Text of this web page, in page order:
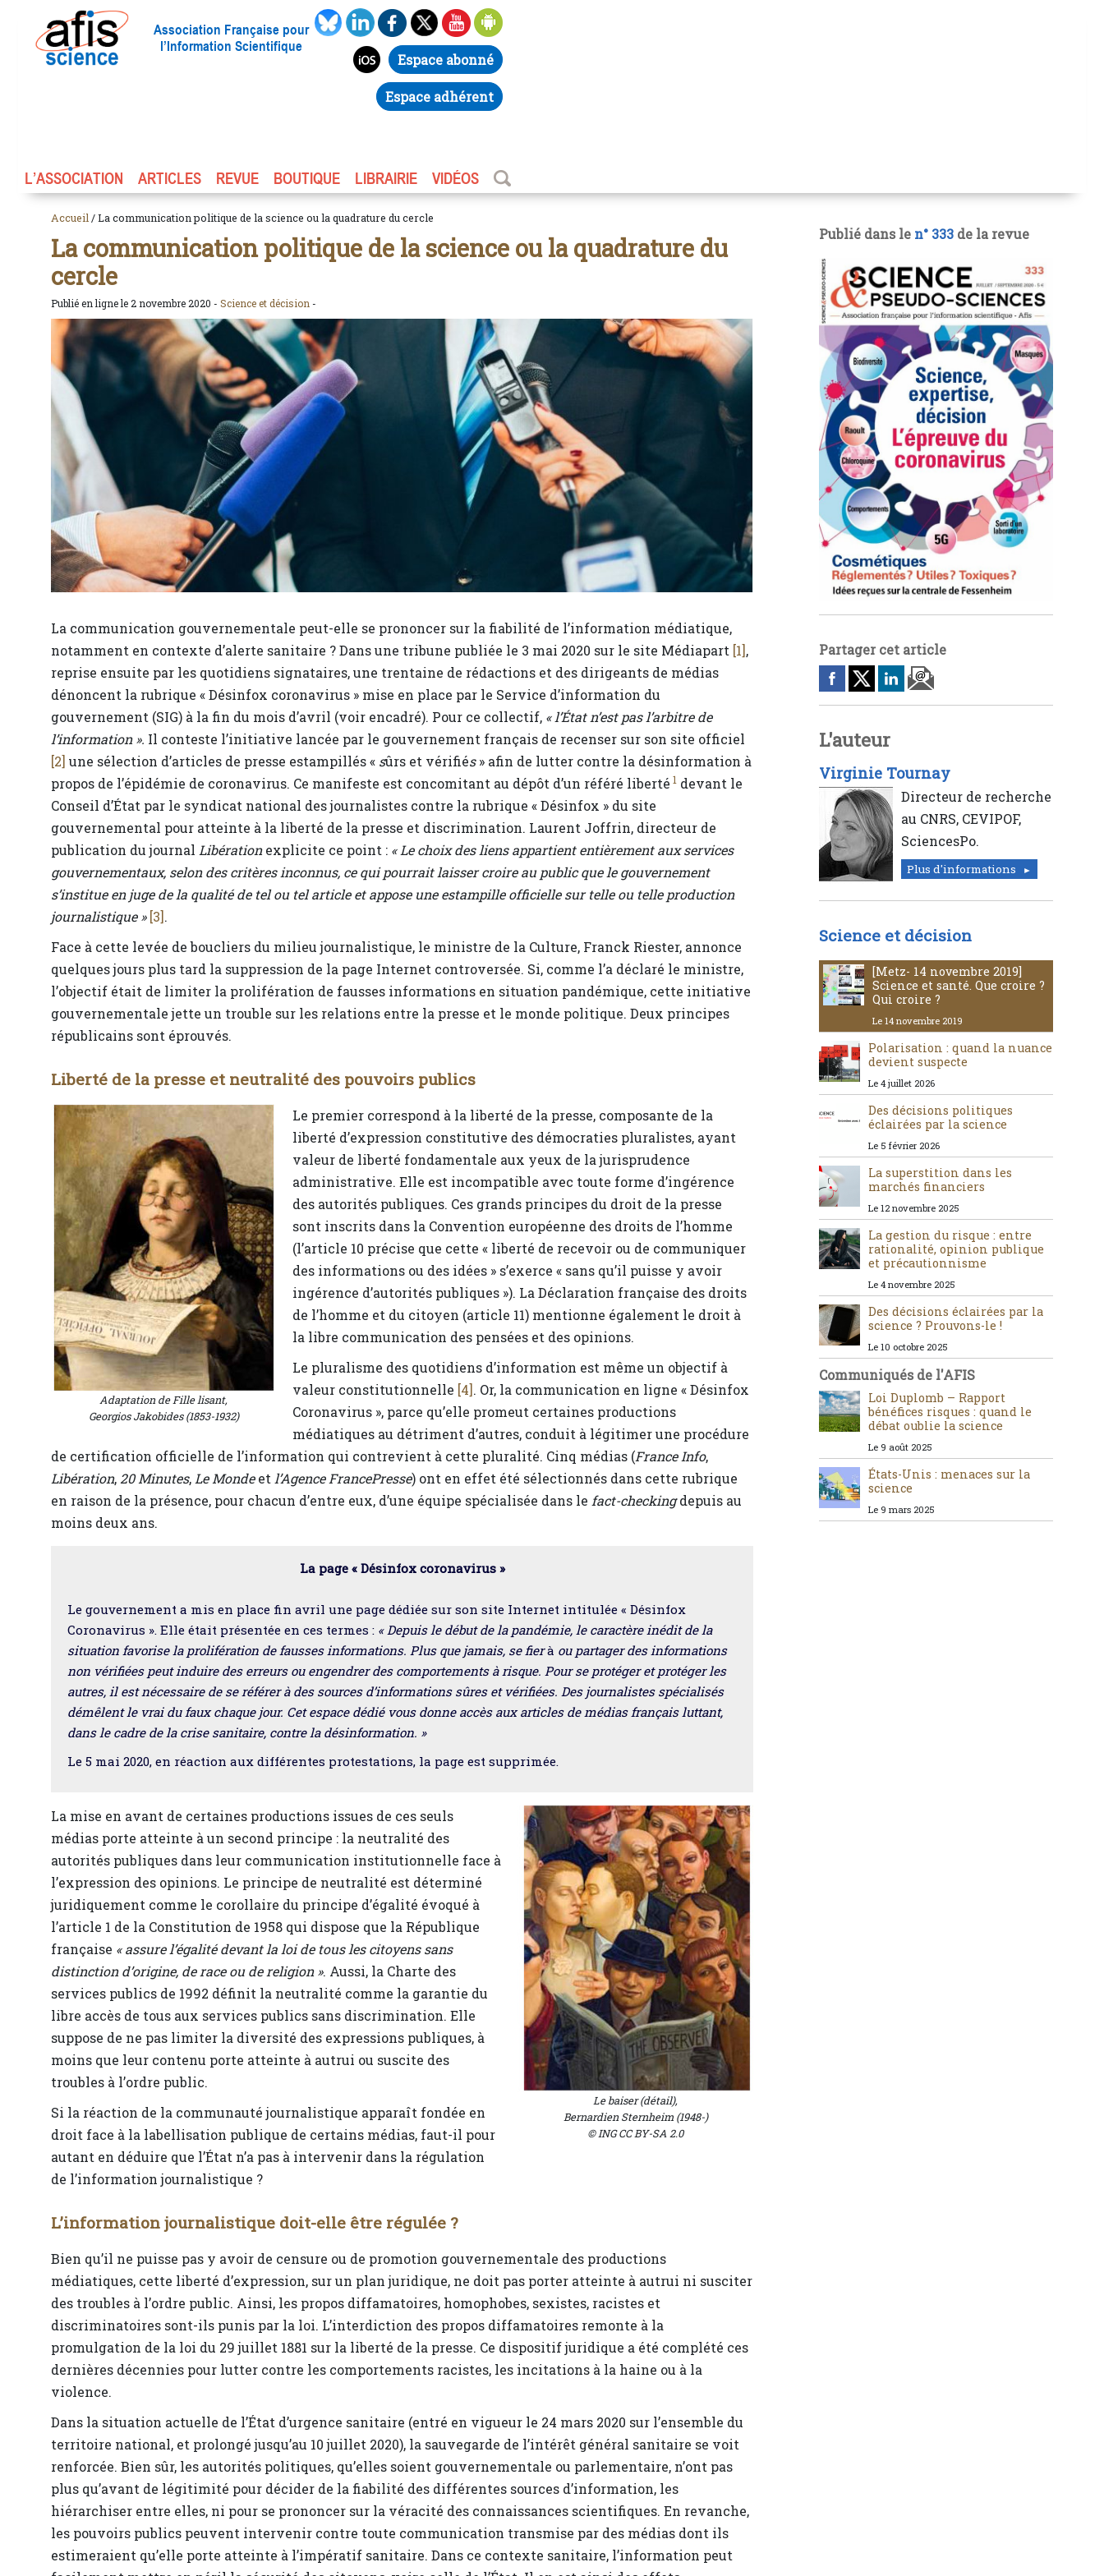
Association Française pour
l’Information Scientifique
Espace abonné
Espace adhérent
L’ASSOCIATION ARTICLES REVUE BOUTIQUE LIBRAIRIE VIDÉOS
Accueil / La communication politique de la science ou la quadrature du cercle
La communication politique de la science ou la quadrature du
cercle
Publié en ligne le 2 novembre 2020 - Science et décision -
La communication gouvernementale peut-elle se prononcer sur la fiabilité de l’information médiatique,
notamment en contexte d’alerte sanitaire ? Dans une tribune publiée le 3 mai 2020 sur le site Médiapart [1],
reprise ensuite par les quotidiens signataires, une trentaine de rédactions et des dirigeants de médias
dénoncent la rubrique « Désinfox coronavirus » mise en place par le Service d’information du
gouvernement (SIG) à la fin du mois d’avril (voir encadré). Pour ce collectif, « l’État n’est pas l’arbitre de
l’information ». Il conteste l’initiative lancée par le gouvernement français de recenser sur son site officiel
[2] une sélection d’articles de presse estampillés « sûrs et vérifiés» afin de lutter contre la désinformation à
propos de l’épidémie de coronavirus. Ce manifeste est concomitant au dépôt d’un référé liberté 1 devant le
Conseil d’État par le syndicat national des journalistes contre la rubrique « Désinfox » du site
gouvernemental pour atteinte à la liberté de la presse et discrimination. Laurent Joffrin, directeur de
publication du journal Libérationexplicite ce point : « Le choix des liens appartient entièrement aux services
gouvernementaux, selon des critères inconnus, ce qui pourrait laisser croire au public que le gouvernement
s’institue en juge de la qualité de tel ou tel article et appose une estampille officielle sur telle ou telle production
journalistique » [3].
Face à cette levée de boucliers du milieu journalistique, le ministre de la Culture, Franck Riester, annonce
quelques jours plus tard la suppression de la page Internet controversée. Si, comme l’a déclaré le ministre,
l’objectif était de limiter la prolifération de fausses informations en situation pandémique, cette initiative
gouvernementale jette un trouble sur les relations entre la presse et le monde politique. Deux principes
républicains sont éprouvés.
Liberté de la presse et neutralité des pouvoirs publics
Adaptation de Fille lisant,
Georgios Jakobides (1853-1932)
Le premier correspond à la liberté de la presse, composante de la
liberté d’expression constitutive des démocraties pluralistes, ayant
valeur de liberté fondamentale aux yeux de la jurisprudence
administrative. Elle est incompatible avec toute forme d’ingérence
des autorités publiques. Ces grands principes du droit de la presse
sont inscrits dans la Convention européenne des droits de l’homme
(l’article 10 précise que cette « liberté de recevoir ou de communiquer
des informations ou des idées » s’exerce « sans qu’il puisse y avoir
ingérence d’autorités publiques »). La Déclaration française des droits
de l’homme et du citoyen (article 11) mentionne également le droit à
la libre communication des pensées et des opinions.
Le pluralisme des quotidiens d’information est même un objectif à
valeur constitutionnelle [4]. Or, la communication en ligne « Désinfox
Coronavirus », parce qu’elle promeut certaines productions
médiatiques au détriment d’autres, conduit à légitimer une procédure
de certification officielle de l’information qui contrevient à cette pluralité. Cinq médias (France Info,
Libération, 20 Minutes, Le Mondeet l’Agence FrancePresse) ont en effet été sélectionnés dans cette rubrique
en raison de la présence, pour chacun d’entre eux, d’une équipe spécialisée dans le fact-checkingdepuis au
moins deux ans.
La page « Désinfox coronavirus »
Le gouvernement a mis en place fin avril une page dédiée sur son site Internet intitulée « Désinfox
Coronavirus ». Elle était présentée en ces termes : « Depuis le début de la pandémie, le caractère inédit de la
situation favorise la prolifération de fausses informations. Plus que jamais, se fierà ou partager des informations
non vérifiées peut induire des erreurs ou engendrer des comportements à risque. Pour se protéger et protéger les
autres, il est nécessaire de se référer à des sources d’informations sûres et vérifiées. Des journalistes spécialisés
démêlent le vrai du faux chaque jour. Cet espace dédié vous donne accès aux articles de médias français luttant,
dans le cadre de la crise sanitaire, contre la désinformation. »
Le 5 mai 2020, en réaction aux différentes protestations, la page est supprimée.
Le baiser(détail),
Bernardien Sternheim (1948-)
© ING CC BY-SA 2.0
La mise en avant de certaines productions issues de ces seuls
médias porte atteinte à un second principe : la neutralité des
autorités publiques dans leur communication institutionnelle face à
l’expression des opinions. Le principe de neutralité est déterminé
juridiquement comme le corollaire du principe d’égalité évoqué à
l’article 1 de la Constitution de 1958 qui dispose que la République
française « assure l’égalité devant la loi de tous les citoyens sans
distinction d’origine, de race ou de religion ». Aussi, la Charte des
services publics de 1992 définit la neutralité comme la garantie du
libre accès de tous aux services publics sans discrimination. Elle
suppose de ne pas limiter la diversité des expressions publiques, à
moins que leur contenu porte atteinte à autrui ou suscite des
troubles à l’ordre public.
Si la réaction de la communauté journalistique apparaît fondée en
droit face à la labellisation publique de certains médias, faut-il pour
autant en déduire que l’État n’a pas à intervenir dans la régulation
de l’information journalistique ?
L’information journalistique doit-elle être régulée ?
Bien qu’il ne puisse pas y avoir de censure ou de promotion gouvernementale des productions
médiatiques, cette liberté d’expression, sur un plan juridique, ne doit pas porter atteinte à autrui ni susciter
des troubles à l’ordre public. Ainsi, les propos diffamatoires, homophobes, sexistes, racistes et
discriminatoires sont-ils punis par la loi. L’interdiction des propos diffamatoires remonte à la
promulgation de la loi du 29 juillet 1881 sur la liberté de la presse. Ce dispositif juridique a été complété ces
dernières décennies pour lutter contre les comportements racistes, les incitations à la haine ou à la
violence.
Dans la situation actuelle de l’État d’urgence sanitaire (entré en vigueur le 24 mars 2020 sur l’ensemble du
territoire national, et prolongé jusqu’au 10 juillet 2020), la sauvegarde de l’intérêt général sanitaire se voit
renforcée. Bien sûr, les autorités politiques, qu’elles soient gouvernementale ou parlementaire, n’ont pas
plus qu’avant de légitimité pour décider de la fiabilité des différentes sources d’information, les
hiérarchiser entre elles, ni pour se prononcer sur la véracité des connaissances scientifiques. En revanche,
les pouvoirs publics peuvent intervenir contre toute communication transmise par des médias dont ils
estimeraient qu’elle porte atteinte à l’impératif sanitaire. Dans ce contexte sanitaire, l’information peut
Publié dans le n° 333 de la revue
Partager cet article
L'auteur
Virginie Tournay
Directeur de recherche
au CNRS, CEVIPOF,
SciencesPo.
Plus d'informations
Science et décision
[Metz- 14 novembre 2019]
Science et santé. Que croire ?
Qui croire ?
Le 14 novembre 2019
Polarisation : quand la nuance
devient suspecte
Le 4 juillet 2026
Des décisions politiques
éclairées par la science
Le 5 février 2026
La superstition dans les
marchés financiers
Le 12 novembre 2025
La gestion du risque : entre
rationalité, opinion publique
et précautionnisme
Le 4 novembre 2025
Des décisions éclairées par la
science ? Prouvons-le !
Le 10 octobre 2025
Communiqués de l'AFIS
Loi Duplomb – Rapport
bénéfices risques : quand le
débat oublie la science
Le 9 août 2025
États-Unis : menaces sur la
science
Le 9 mars 2025